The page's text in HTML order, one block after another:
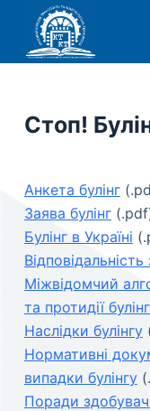
р
й
д
о
в
м
с
т
у
Стоп!
Анкета булінг
Заява булінг
Булінг в Україні
Відповідальність
Міжвідомчий
та протидії
Наслідки булінгу
Нормативні
випадки булінгу
Поради